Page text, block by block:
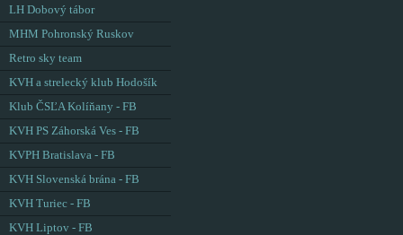
LH Dobový tábor
MHM Pohronský Ruskov
Retro sky team
KVH a strelecký klub Hodošík
Klub ČSĽA Kolíňany - FB
KVH PS Záhorská Ves - FB
KVPH Bratislava - FB
KVH Slovenská brána - FB
KVH Turiec - FB
KVH Liptov - FB